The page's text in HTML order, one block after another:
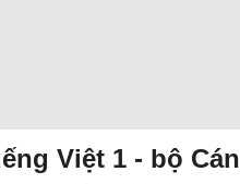
Việt 1 - bộ